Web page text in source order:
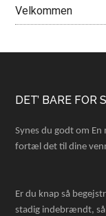
Velkommen
Footer
DET’ BARE FOR
Synes du godt om En
fortæl det til dine
Er du knap så
stadig indebrændt,